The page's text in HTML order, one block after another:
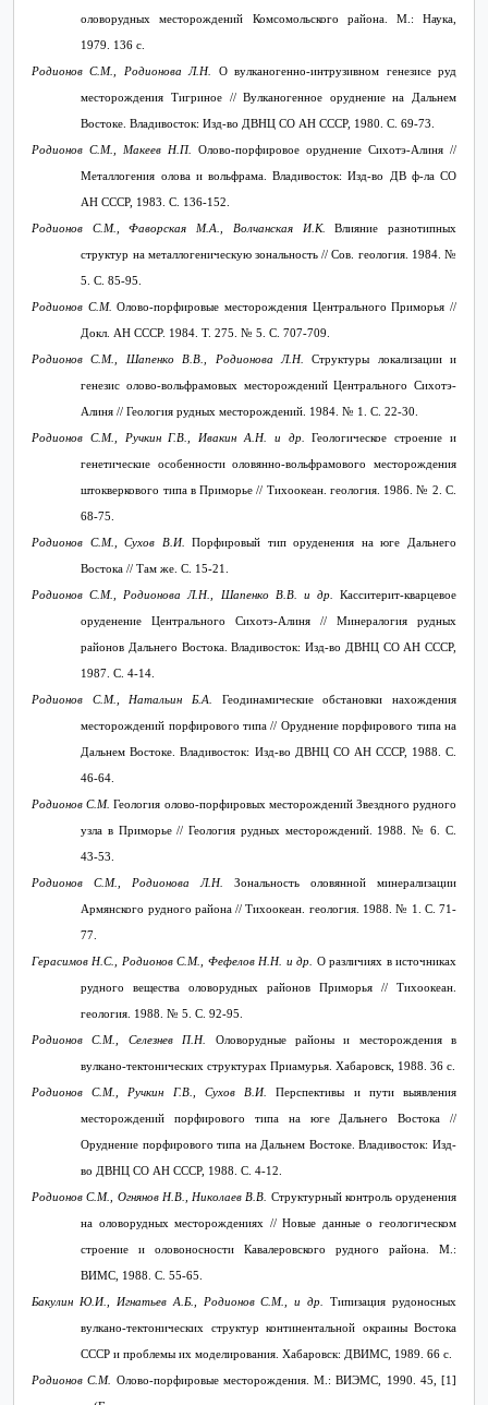
оловорудных месторождений Комсомольского района. М.: Наука,
1979. 136 с.
Родионов С.М., Родионова Л.Н. О вулканогенно-интрузивном генезисе руд
месторождения Тигриное // Вулканогенное оруднение на Дальнем
Востоке. Владивосток: Изд-во ДВНЦ СО АН СССР, 1980. С. 69-73.
Родионов С.М., Макеев Н.П. Олово-порфировое оруднение Сихотэ-Алиня //
Металлогения олова и вольфрама. Владивосток: Изд-во ДВ ф-ла СО
АН СССР, 1983. С. 136-152.
Родионов С.М., Фаворская М.А., Волчанская И.К.Влияние разнотипных
структур на металлогеническую зональность // Сов. геология. 1984. №
5. С. 85-95.
Родионов С.М. Олово-порфировые месторождения Центрального Приморья //
Докл. АН СССР. 1984. Т. 275. № 5. С. 707-709.
Родионов С.М., Шапенко В.В., Родионова Л.Н.Структуры локализации и
генезис олово-вольфрамовых месторождений Центрального Сихотэ-
Алиня // Геология рудных месторождений. 1984. № 1. С. 22-30.
Родионов С.М., Ручкин Г.В., Ивакин А.Н. и др.Геологическое строение и
генетические особенности оловянно-вольфрамового месторождения
штокверкового типа в Приморье // Тихоокеан. геология. 1986. № 2. С.
68-75.
Родионов С.М., Сухов В.И.Порфировый тип оруденения на юге Дальнего
Востока // Там же. С. 15-21.
Родионов С.М., Родионова Л.Н., Шапенко В.В. и др. Касситерит-кварцевое
оруденение Центрального Сихотэ-Алиня // Минералогия рудных
районов Дальнего Востока. Владивосток: Изд-во ДВНЦ СО АН СССР,
1987. С. 4-14.
Родионов С.М., Натальин Б.А. Геодинамические обстановки нахождения
месторождений порфирового типа // Оруднение порфирового типа на
Дальнем Востоке. Владивосток: Изд-во ДВНЦ СО АН СССР, 1988. С.
46-64.
Родионов С.М.Геология олово-порфировых месторождений Звездного рудного
узла в Приморье // Геология рудных месторождений. 1988. № 6. С.
43-53.
Родионов С.М., Родионова Л.Н. Зональность оловянной минерализации
Армянского рудного района // Тихоокеан. геология. 1988. № 1. С. 71-
77.
Герасимов Н.С., Родионов С.М., Фефелов Н.Н. и др. О различиях в источниках
рудного вещества оловорудных районов Приморья // Тихоокеан.
геология. 1988. № 5. С. 92-95.
Родионов С.М., Селезнев П.Н. Оловорудные районы и месторождения в
вулкано-тектонических структурах Приамурья. Хабаровск, 1988. 36 с.
Родионов С.М., Ручкин Г.В., Сухов В.И.Перспективы и пути выявления
месторождений порфирового типа на юге Дальнего Востока //
Оруднение порфирового типа на Дальнем Востоке. Владивосток: Изд-
во ДВНЦ СО АН СССР, 1988. С. 4-12.
Родионов С.М., Огнянов Н.В., Николаев В.В. Структурный контроль оруденения
на оловорудных месторождениях // Новые данные о геологическом
строение и оловоносности Кавалеровского рудного района. М.:
ВИМС, 1988. С. 55-65.
Бакулин Ю.И., Игнатьев А.Б., Родионов С.М., и др.Типизация рудоносных
вулкано-тектонических структур континентальной окраины Востока
СССР и проблемы их моделирования. Хабаровск: ДВИМС, 1989. 66 с.
Родионов С.М. Олово-порфировые месторождения. М.: ВИЭМС, 1990. 45, [1]